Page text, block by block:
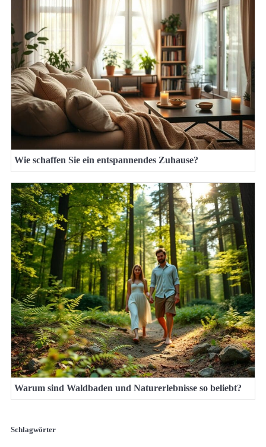
Wie schaffen Sie ein entspannendes Zuhause?
Warum sind Waldbaden und Naturerlebnisse so beliebt?
Schlagwörter